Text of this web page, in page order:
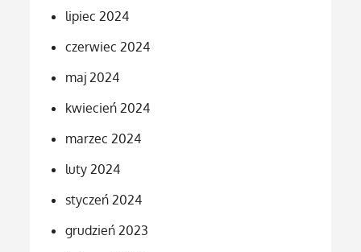
lipiec 2024
czerwiec 2024
maj 2024
kwiecień 2024
marzec 2024
luty 2024
styczeń 2024
grudzień 2023